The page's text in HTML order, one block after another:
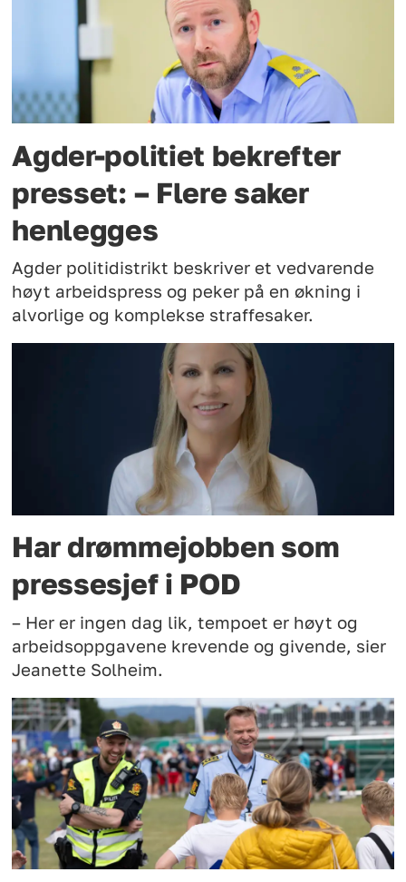
Agder-politiet bekrefter
presset: – Flere saker
henlegges
Agder politidistrikt beskriver et vedvarende
høyt arbeidspress og peker på en økning i
alvorlige og komplekse straffesaker.
Har drømmejobben som
pressesjef i POD
– Her er ingen dag lik, tempoet er høyt og
arbeidsoppgavene krevende og givende, sier
Jeanette Solheim.